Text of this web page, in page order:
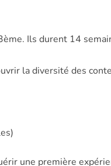
Ils durent 14
la diversité des
une première